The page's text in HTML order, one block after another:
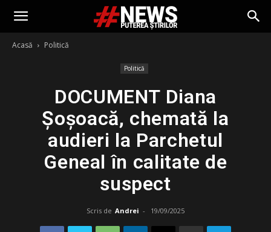
Acasă Politică
Politică
DOCUMENT Diana
Șoșoacă, chemată la
audieri la Parchetul
Geneal în calitate de
suspect
Scris de Andrei - 19/09/2025